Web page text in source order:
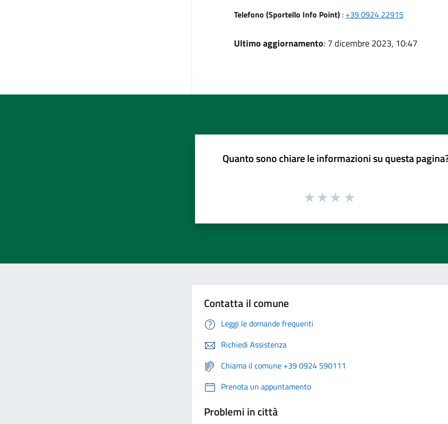
Telefono (Sportello Info Point): +39 0924 22915
Ultimo aggiornamento: 7 dicembre 2023, 10:47
Quanto sono chiare le informazioni su questa
Contatta il comune
Leggi le domande frequenti
Richiedi Assistenza
Chiama il comune +39 0924 590111
Prenota un appuntamento
Problemi in città